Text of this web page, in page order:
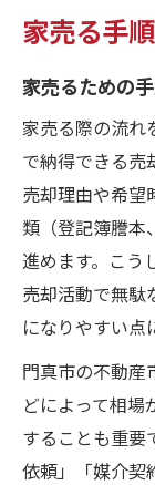
家売る手
家売るための
家売る際の流れ
で納得できる売
売却理由や希望
類（登記簿謄本
進めます。こう
売却活動で無駄
になりやすい点
門真市の不動産
どによって相
することも重要
依頼」「媒介契